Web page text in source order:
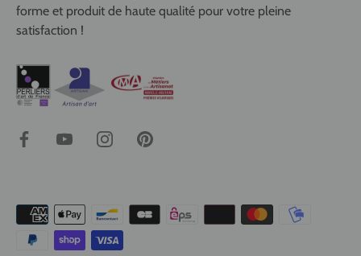
forme et produit de haute qualité pour votre pleine
satisfaction !